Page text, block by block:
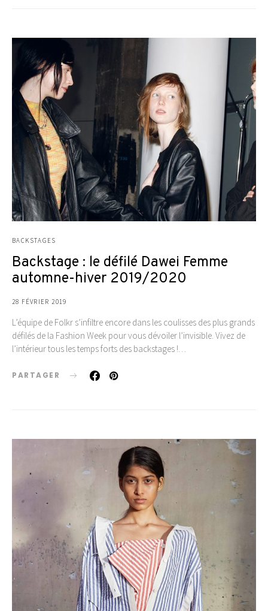
BACKSTAGES
Backstage : le défilé Dawei Femme
automne-hiver 2019/2020
28 FÉVRIER 2019
L’équipe de Folkr s’infiltre encore dans les coulisses des plus grands
défilés de la Fashion Week pour vous dévoiler l’invisible. Vivez de
l’intérieur tous les temps forts des backstages !…
PARTAGER